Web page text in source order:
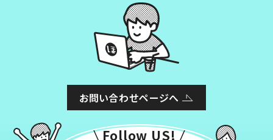
お問い合わせページへ
Follow US!